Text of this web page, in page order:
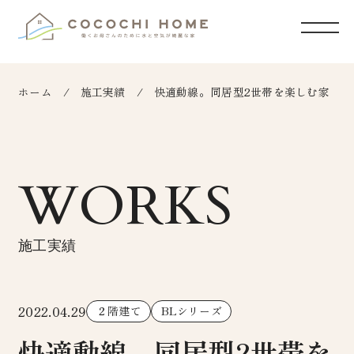
ホーム 施工実績 快適動線。同居型2世帯を楽しむ家
WORKS
施工実績
2022.04.29 ２階建て BLシリーズ